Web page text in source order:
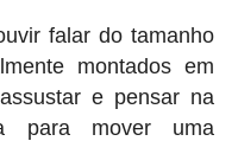
falar do tamanho
montados em
e pensar na
para mover uma